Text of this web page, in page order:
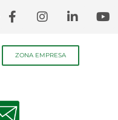
ZONA EMPRESA